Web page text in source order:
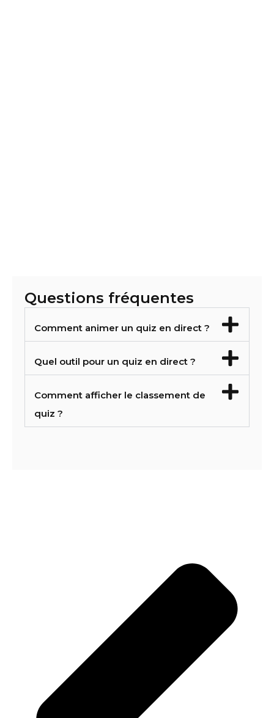
Questions fréquentes
Comment animer un quiz en direct ?
Quel outil pour un quiz en direct ?
Comment afficher le classement de
quiz ?